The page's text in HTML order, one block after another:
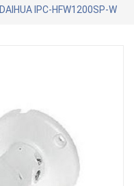
DAIHUA IPC-HFW1200SP-W